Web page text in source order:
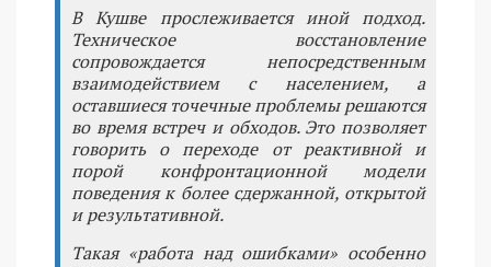
В Кушве прослеживается иной подход.
Техническое восстановление
сопровождается непосредственным
взаимодействием с населением, а
оставшиеся точечные проблемы решаются
во время встреч и обходов. Это позволяет
говорить о переходе от реактивной и
порой конфронтационной модели
поведения к более сдержанной, открытой
и результативной.
Такая «работа над ошибками» особенно